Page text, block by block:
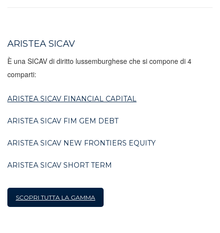
ARISTEA SICAV
È una SICAV di diritto lussemburghese che si compone di 4
comparti:
ARISTEA SICAV FINANCIAL CAPITAL
ARISTEA SICAV FIM GEM DEBT
ARISTEA SICAV NEW FRONTIERS EQUITY
ARISTEA SICAV SHORT TERM
SCOPRI TUTTA LA GAMMA